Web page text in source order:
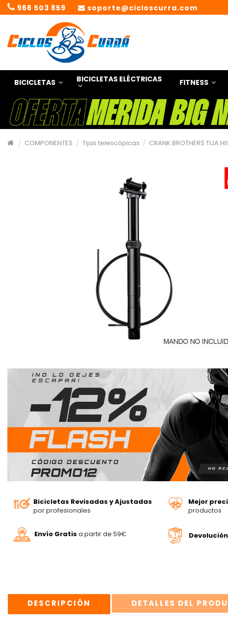
968 503 859 soporte@cicloscurra.com
BICICLETAS BICICLETAS ELÉCTRICAS FITNESS
COMPONENTES Tijas telescópicas CRANK BROTHERS TIJA
Bicicletas Revisadas y Ajustadas
por profesionales
Mejor
productos
Envío Gratis a partir de 59€ Devolución
DESCRIPCIÓN DETALLES DEL